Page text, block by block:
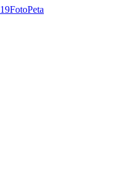
19FotoPeta